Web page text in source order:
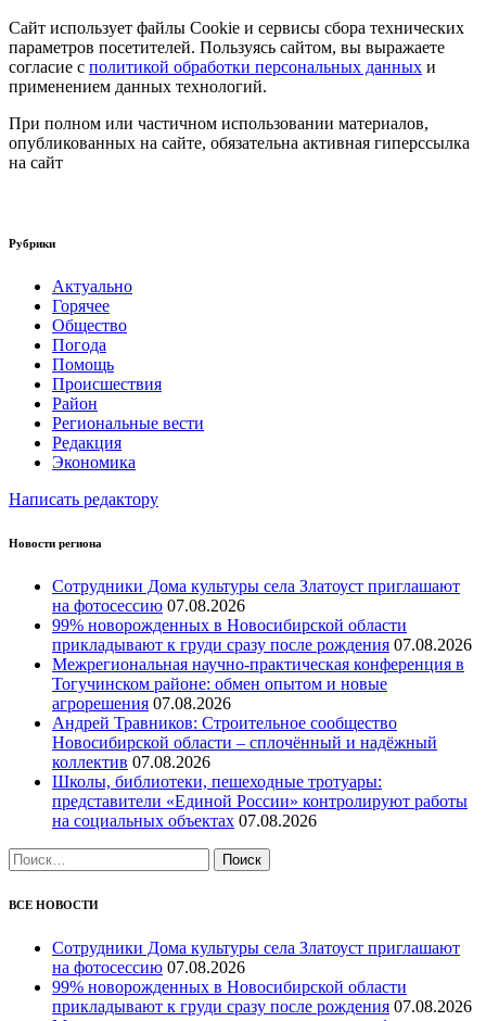
Сайт использует файлы Cookie и сервисы сбора технических
параметров посетителей. Пользуясь сайтом, вы выражаете
согласие с политикой обработки персональных данных и
применением данных технологий.
При полном или частичном использовании материалов,
опубликованных на сайте, обязательна активная гиперссылка
на сайт
Рубрики
Актуально
Горячее
Общество
Погода
Помощь
Происшествия
Район
Региональные вести
Редакция
Экономика
Написать редактору
Новости региона
Сотрудники Дома культуры села Златоуст приглашают
на фотосессию 07.08.2026
99% новорожденных в Новосибирской области
прикладывают к груди сразу после рождения 07.08.2026
Межрегиональная научно‑практическая конференция в
Тогучинском районе: обмен опытом и новые
агрорешения 07.08.2026
Андрей Травников: Строительное сообщество
Новосибирской области – сплочённый и надёжный
коллектив 07.08.2026
Школы, библиотеки, пешеходные тротуары:
представители «Единой России» контролируют работы
на социальных объектах 07.08.2026
Найти:
ВСЕ НОВОСТИ
Сотрудники Дома культуры села Златоуст приглашают
на фотосессию 07.08.2026
99% новорожденных в Новосибирской области
прикладывают к груди сразу после рождения 07.08.2026